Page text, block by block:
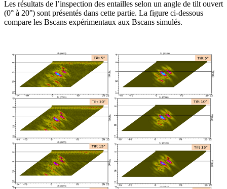
Les résultats de l’inspection des entailles selon un angle de tilt ouvert
(0° à 20°) sont présentés dans cette partie. La figure ci-dessous
compare les Bscans expérimentaux aux Bscans simulés.